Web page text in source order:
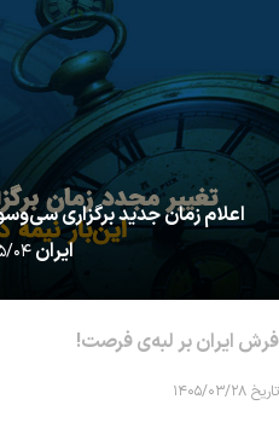
اعلام زمان جدید برگزاری
ایران
فرش ایران بر لبه‌ی فرصت!
تاریخ ۱۴۰۵/۰۳/۲۸